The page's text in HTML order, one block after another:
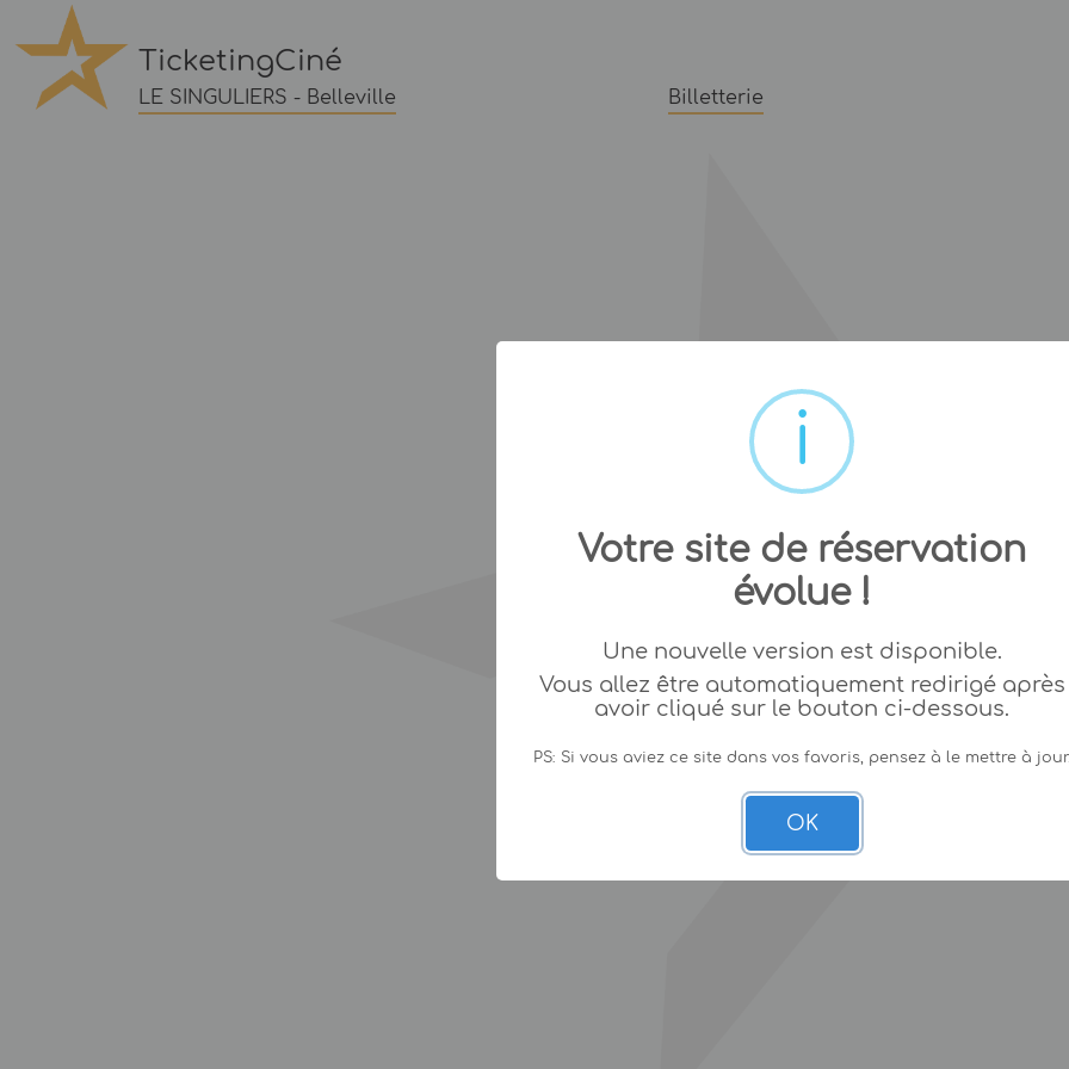
TicketingCiné
LE SINGULIERS - Belleville Billetterie
Votre site de réservation
évolue !
Une nouvelle version est disponible.
Vous allez être automatiquement redirigé après
avoir cliqué sur le bouton ci-dessous.
PS: Si vous aviez ce site dans vos favoris, pensez à le mettre à
OK